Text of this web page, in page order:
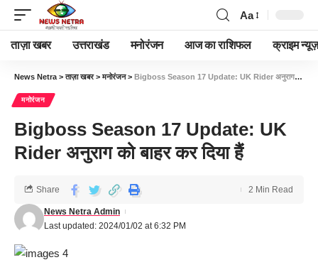
Aa
ताज़ा खबर उत्तराखंड मनोरंजन आज का राशिफल क्राइम न्यूज़
News Netra >ताज़ा खबर>मनोरंजन> Bigboss Season 17 Update: UK Rider अनुराग को बाहर कर दिया हैं
मनोरंजन
Bigboss Season 17 Update: UK
Rider अनुराग को बाहर कर दिया हैं
Last updated: 2024/01/02 at 6:32 PM
News Netra Admin
Share 2 Min Read